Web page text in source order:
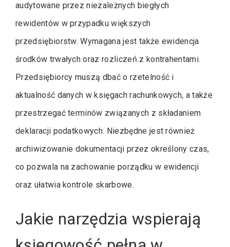
audytowane przez niezależnych biegłych
rewidentów w przypadku większych
przedsiębiorstw. Wymagana jest także ewidencja
środków trwałych oraz rozliczeń z kontrahentami.
Przedsiębiorcy muszą dbać o rzetelność i
aktualność danych w księgach rachunkowych, a także
przestrzegać terminów związanych z składaniem
deklaracji podatkowych. Niezbędne jest również
archiwizowanie dokumentacji przez określony czas,
co pozwala na zachowanie porządku w ewidencji
oraz ułatwia kontrole skarbowe.
Jakie narzędzia wspierają